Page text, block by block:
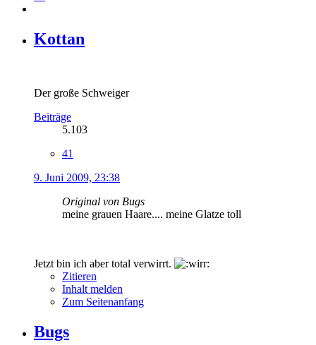
Kottan
Der große Schweiger
Beiträge
5.103
41
9. Juni 2009, 23:38
Original von Bugs
meine grauen Haare.... meine Glatze toll
Jetzt bin ich aber total verwirrt.
Zitieren
Inhalt melden
Zum Seitenanfang
Bugs